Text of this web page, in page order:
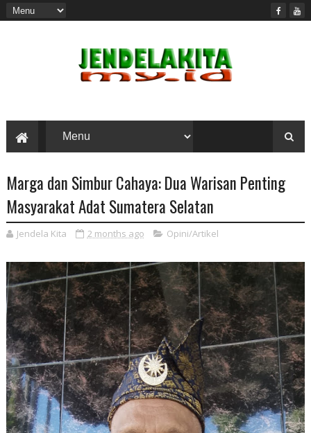
Marga dan Simbur Cahaya: Dua Warisan Penting
Masyarakat Adat Sumatera Selatan
Jendela Kita 2 months ago Opini/Artikel